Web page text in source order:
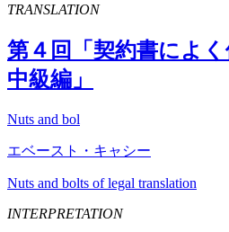
TRANSLATION
第４回「契約書によ
中級編」
Nuts and bol
エベースト・キャシー
Nuts and bolts of legal translation
INTERPRETATION